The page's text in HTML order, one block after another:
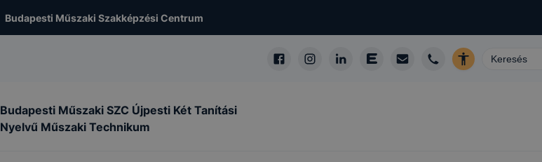
Budapesti Műszaki Szakképzési Centrum
Budapesti Műszaki SZC Újpesti Két Tanítási
Nyelvű Műszaki Technikum